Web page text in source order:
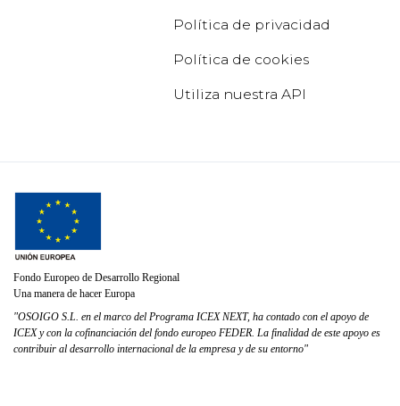
Política de privacidad
Política de cookies
Utiliza nuestra API
Fondo Europeo de Desarrollo Regional
Una manera de hacer Europa
"OSOIGO S.L. en el marco del Programa ICEX NEXT, ha contado con el apoyo de
ICEX y con la cofinanciación del fondo europeo FEDER. La finalidad de este apoyo es
contribuir al desarrollo internacional de la empresa y de su entorno"